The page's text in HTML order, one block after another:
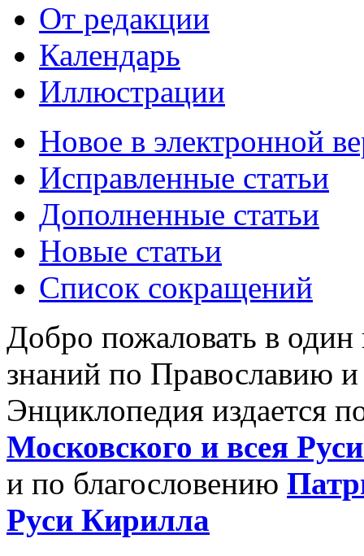
От редакции
Календарь
Иллюстрации
Новое в электронной
Исправленные статьи
Дополненные статьи
Новые статьи
Список сокращений
Добро пожаловать в
знаний по Православию
Энциклопедия издается
Московского и всея
и по благословению
Руси Кирилла